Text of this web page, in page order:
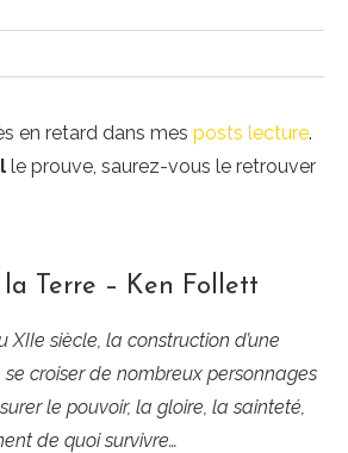
en retard dans mes posts lecture.
le prouve, saurez-vous le retrouver
Terre – Ken Follett
XIIe siècle, la construction d’une
croiser de nombreux personnages
le pouvoir, la gloire, la sainteté,
de quoi survivre…